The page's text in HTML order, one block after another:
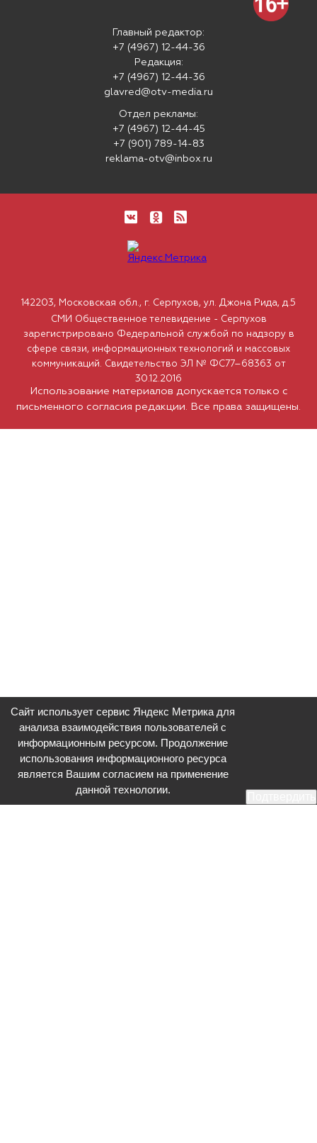
Главный редактор:
+7 (4967) 12-44-36
Редакция:
+7 (4967) 12-44-36
glavred@otv-media.ru
Отдел рекламы:
+7 (4967) 12-44-45
+7 (901) 789-14-83
reklama-otv@inbox.ru
Использование материалов допускается только с
письменного согласия редакции. Все права защищены.
142203, Московская обл., г. Серпухов, ул. Джона Рида, д.5
СМИ Общественное телевидение - Серпухов
зарегистрировано Федеральной службой по надзору в
сфере связи, информационных технологий и массовых
коммуникаций. Свидетельство ЭЛ № ФС77–68363 от
30.12.2016
Сайт использует сервис Яндекс Метрика для
анализа взаимодействия пользователей с
информационным ресурсом. Продолжение
использования информационного ресурса
является Вашим согласием на применение
данной технологии.